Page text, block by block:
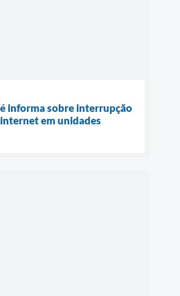
informa sobre interrupção
em unidades